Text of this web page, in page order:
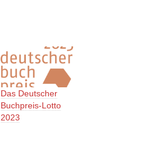
Das Deutscher
Buchpreis-Lotto
2023